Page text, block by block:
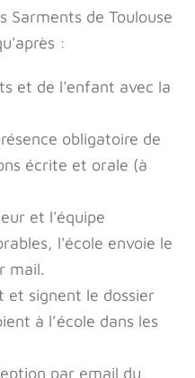
Sarments de Toulouse
:
et de l'enfant avec la
obligatoire de
écrite et orale (à
et l'équipe
l'école envoie le
mail.
et signent le dossier
à l’école dans les
par email du